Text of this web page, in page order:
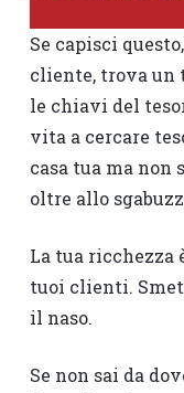
Se capisci
cliente, trova un
le chiavi del
vita a cercare
casa tua ma non
oltre allo
La tua ricchezza
tuoi clienti.
il naso.
Se non sai da